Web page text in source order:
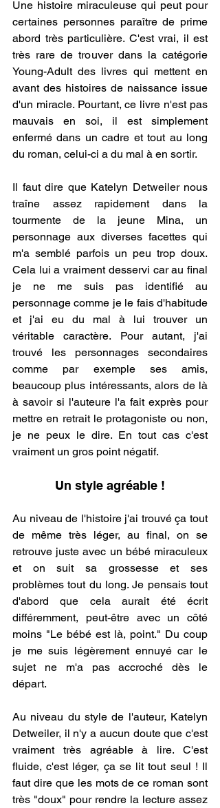
Une histoire miraculeuse qui peut pour
certaines personnes paraître de prime
abord très particulière. C'est vrai, il est
très rare de trouver dans la catégorie
Young-Adult des livres qui mettent en
avant des histoires de naissance issue
d'un miracle. Pourtant, ce livre n'est pas
mauvais en soi, il est simplement
enfermé dans un cadre et tout au long
du roman, celui-ci a du mal à en sortir.
Il faut dire que Katelyn Detweiler nous
traîne assez rapidement dans la
tourmente de la jeune Mina, un
personnage aux diverses facettes qui
m'a semblé parfois un peu trop doux.
Cela lui a vraiment desservi car au final
je ne me suis pas identifié au
personnage comme je le fais d'habitude
et j'ai eu du mal à lui trouver un
véritable caractère. Pour autant, j'ai
trouvé les personnages secondaires
comme par exemple ses amis,
beaucoup plus intéressants, alors de là
à savoir si l'auteure l'a fait exprès pour
mettre en retrait le protagoniste ou non,
je ne peux le dire. En tout cas c'est
vraiment un gros point négatif.
Un style agréable !
Au niveau de l'histoire j'ai trouvé ça tout
de même très léger, au final, on se
retrouve juste avec un bébé miraculeux
et on suit sa grossesse et ses
problèmes tout du long. Je pensais tout
d'abord que cela aurait été écrit
différemment, peut-être avec un côté
moins "Le bébé est là, point." Du coup
je me suis légèrement ennuyé car le
sujet ne m'a pas accroché dès le
départ.
Au niveau du style de l'auteur, Katelyn
Detweiler, il n'y a aucun doute que c'est
vraiment très agréable à lire. C'est
fluide, c'est léger, ça se lit tout seul ! Il
faut dire que les mots de ce roman sont
très "doux" pour rendre la lecture assez